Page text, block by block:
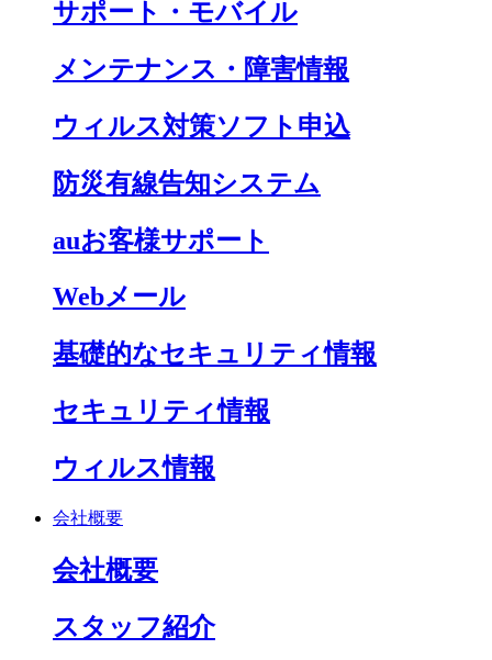
サポート・モバイル
メンテナンス・障害情報
ウィルス対策ソフト申込
防災有線告知システム
auお客様サポート
Webメール
基礎的なセキュリティ情報
セキュリティ情報
ウィルス情報
会社概要
会社概要
スタッフ紹介